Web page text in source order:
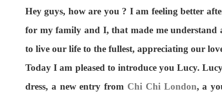
Hey guys, how are you ? I am feeling better
for my family and I, that made me
to live our life to the fullest, appreciating our
Today I am pleased to introduce you Lucy.
dress, a new entry from Chi Chi London, a